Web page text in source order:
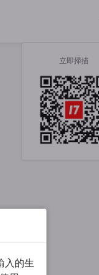
立即掃描
入的生